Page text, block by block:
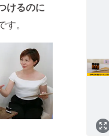
けるのに
す。